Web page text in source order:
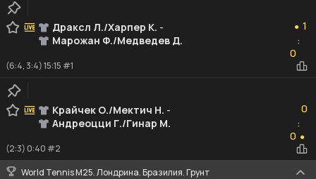
Драксл Л./Харпер К. -
Марожан Ф./Медведев Д.
● 1
:
0
(6:4, 3:4) 15:15 #1
Крайчек О./Мектич Н. -
Андреоцци Г./Гинар М.
0
:
0 ●
(2:3) 0:40 #2
World Tennis M25. Лондрина. Бразилия. Грунт